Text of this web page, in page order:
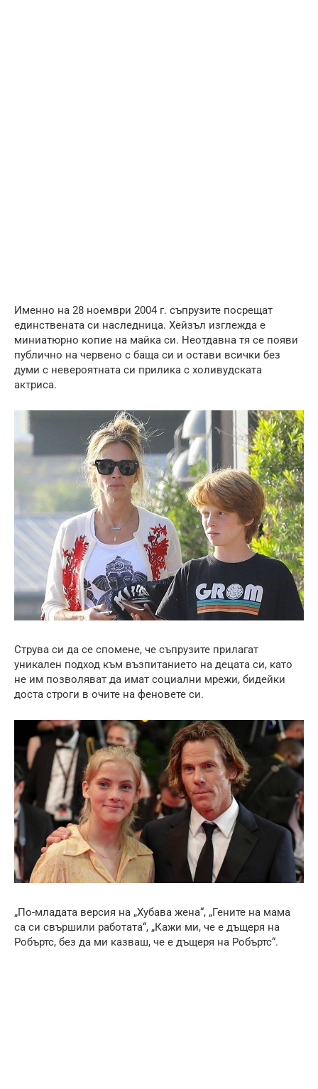
Именно на 28 ноември 2004 г. съпрузите посрещат
единствената си наследница. Хейзъл изглежда е
миниатюрно копие на майка си. Неотдавна тя се появи
публично на червено с баща си и остави всички без
думи с невероятната си прилика с холивудската
актриса.
Струва си да се спомене, че съпрузите прилагат
уникален подход към възпитанието на децата си, като
не им позволяват да имат социални мрежи, бидейки
доста строги в очите на феновете си.
„По-младата версия на „Хубава жена“, „Гените на мама
са си свършили работата“, „Кажи ми, че е дъщеря на
Робъртс, без да ми казваш, че е дъщеря на Робъртс“.